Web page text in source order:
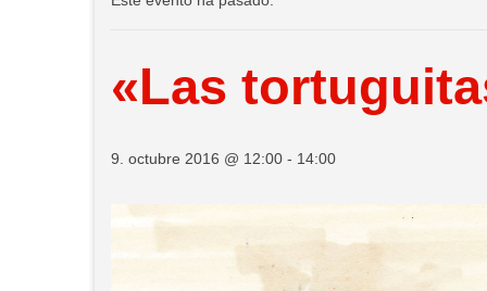
«Las
9. octubre 2016 @ 12:00 - 14:00